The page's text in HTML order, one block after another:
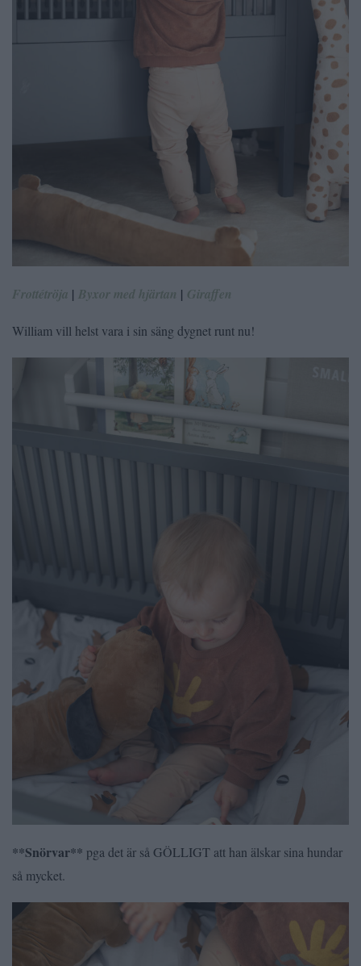
Frottétröja | Byxor med hjärtan | Giraffen
William vill helst vara i sin säng dygnet runt nu!
**Snörvar** pga det är så GÖLLIGT att han älskar sina hundar
så mycket.